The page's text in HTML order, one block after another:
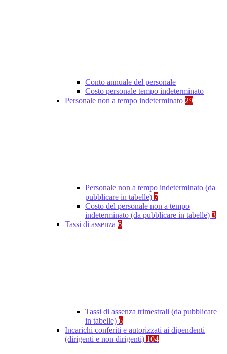
Conto annuale del personale
Costo personale tempo indeterminato
Personale non a tempo indeterminato 29
Personale non a tempo indeterminato (da
pubblicare in tabelle) 7
Costo del personale non a tempo
indeterminato (da pubblicare in tabelle) 3
Tassi di assenza 6
Tassi di assenza trimestrali (da pubblicare
in tabelle) 6
Incarichi conferiti e autorizzati ai dipendenti
(dirigenti e non dirigenti) 104